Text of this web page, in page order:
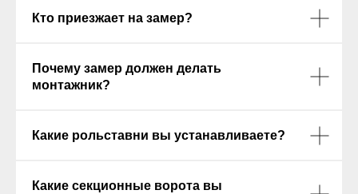
Кто приезжает на замер?
Почему замер должен делать
монтажник?
Какие рольставни вы устанавливаете?
Какие секционные ворота вы